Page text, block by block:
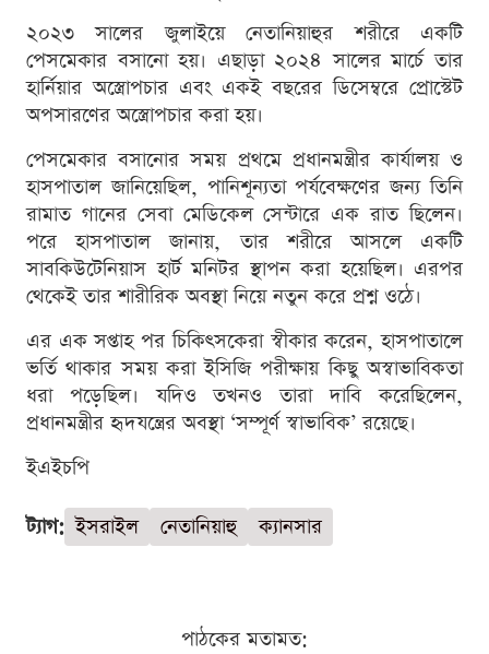
২০২৩ সালের জুলাইয়ে নেতানিয়াহুর শরীরে একটি
পেসমেকার বসানো হয়। এছাড়া ২০২৪ সালের মার্চে তার
হার্নিয়ার অস্ত্রোপচার এবং একই বছরের ডিসেম্বরে প্রোস্টেট
অপসারণের অস্ত্রোপচার করা হয়।
পেসমেকার বসানোর সময় প্রথমে প্রধানমন্ত্রীর কার্যালয় ও
হাসপাতাল জানিয়েছিল, পানিশূন্যতা পর্যবেক্ষণের জন্য তিনি
রামাত গানের সেবা মেডিকেল সেন্টারে এক রাত ছিলেন।
পরে হাসপাতাল জানায়, তার শরীরে আসলে একটি
সাবকিউটেনিয়াস হার্ট মনিটর স্থাপন করা হয়েছিল। এরপর
থেকেই তার শারীরিক অবস্থা নিয়ে নতুন করে প্রশ্ন ওঠে।
এর এক সপ্তাহ পর চিকিৎসকেরা স্বীকার করেন, হাসপাতালে
ভর্তি থাকার সময় করা ইসিজি পরীক্ষায় কিছু অস্বাভাবিকতা
ধরা পড়েছিল। যদিও তখনও তারা দাবি করেছিলেন,
প্রধানমন্ত্রীর হৃদযন্ত্রের অবস্থা ‘সম্পূর্ণ স্বাভাবিক’ রয়েছে।
ইএইচপি
ট্যাগ: ইসরাইল নেতানিয়াহু ক্যানসার
পাঠকের মতামত: